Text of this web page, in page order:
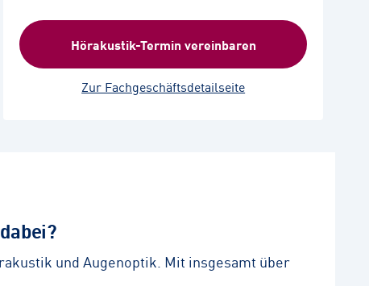
Hörakustik-Termin vereinbaren
Zur Fachgeschäftsdetailseite
und Augenoptik. Mit insgesamt über